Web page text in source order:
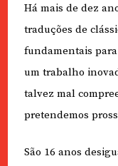
Há mais de dez
traduções de
fundamentais
um trabalho
talvez mal
pretendemos
São 16 anos